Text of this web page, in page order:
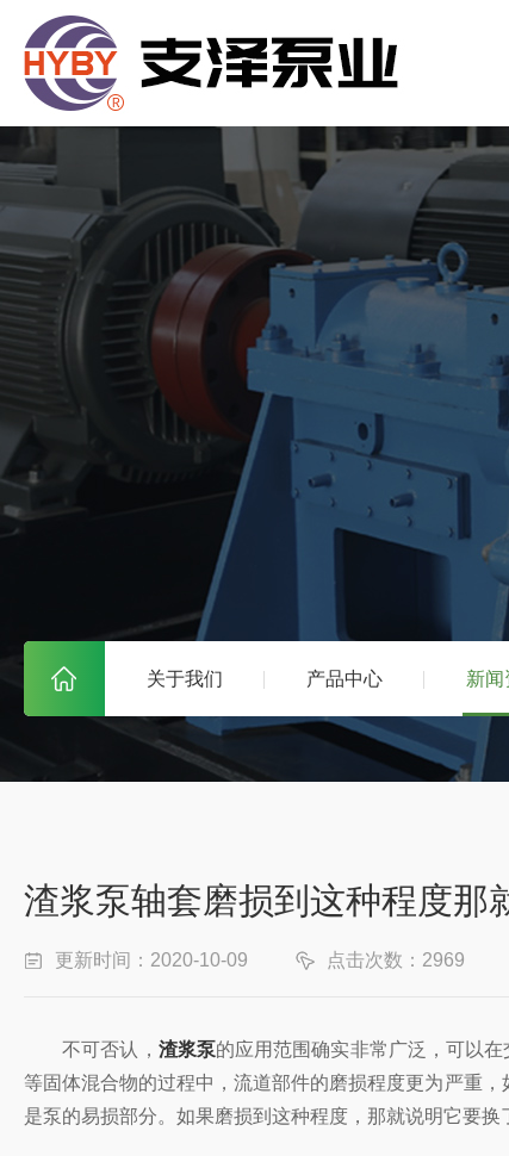
关于我们 产品中心 新闻
渣浆泵轴套磨损到这种程度那
更新时间：2020-10-09 点击次数：2969
不可否认， 渣浆泵的应用范围确实非常广泛，可以
等固体混合物的过程中，流道部件的磨损程度更为严重
是泵的易损部分。如果磨损到这种程度，那就说明它要换